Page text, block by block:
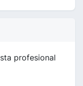
profesional